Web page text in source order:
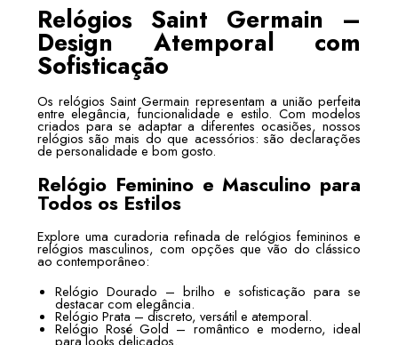
Relógios Saint Germain –
Design Atemporal com
Sofisticação
Os relógios Saint Germain representam a união perfeita
entre elegância, funcionalidade e estilo. Com modelos
criados para se adaptar a diferentes ocasiões, nossos
relógios são mais do que acessórios: são declarações
de personalidade e bom gosto.
Relógio Feminino e Masculino para
Todos os Estilos
Explore uma curadoria refinada de relógios femininos e
relógios masculinos, com opções que vão do clássico
ao contemporâneo:
Relógio Dourado – brilho e sofisticação para se
destacar com elegância.
Relógio Prata – discreto, versátil e atemporal.
Relógio Rosé Gold – romântico e moderno, ideal
para looks delicados.